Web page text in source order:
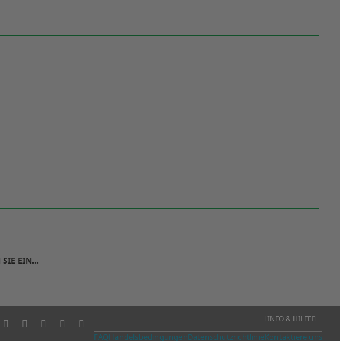
SIE EIN...
INFO & HILFE
FAQHandelsbedingungenDatenschutzrichtlinieKontaktiere uns